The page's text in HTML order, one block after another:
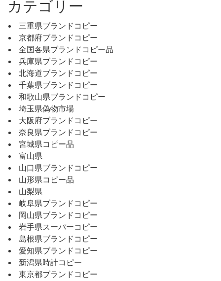
カテゴリー
三重県ブランドコピー
京都府ブランドコピー
全国各県ブランドコピー品
兵庫県ブランドコピー
北海道ブランドコピー
千葉県ブランドコピー
和歌山県ブランドコピー
埼玉県偽物市場
大阪府ブランドコピー
奈良県ブランドコピー
宮城県コピー品
富山県
山口県ブランドコピー
山形県コピー品
山梨県
岐阜県ブランドコピー
岡山県ブランドコピー
岩手県スーパーコピー
島根県ブランドコピー
愛知県ブランドコピー
新潟県時計コピー
東京都ブランドコピー